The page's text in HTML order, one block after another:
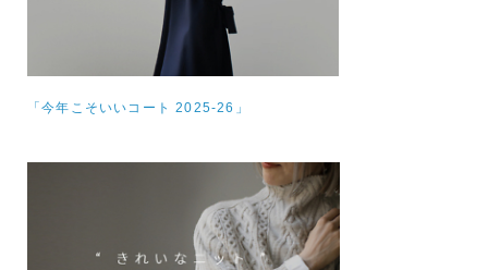
「今年こそいいコート 2025-26」